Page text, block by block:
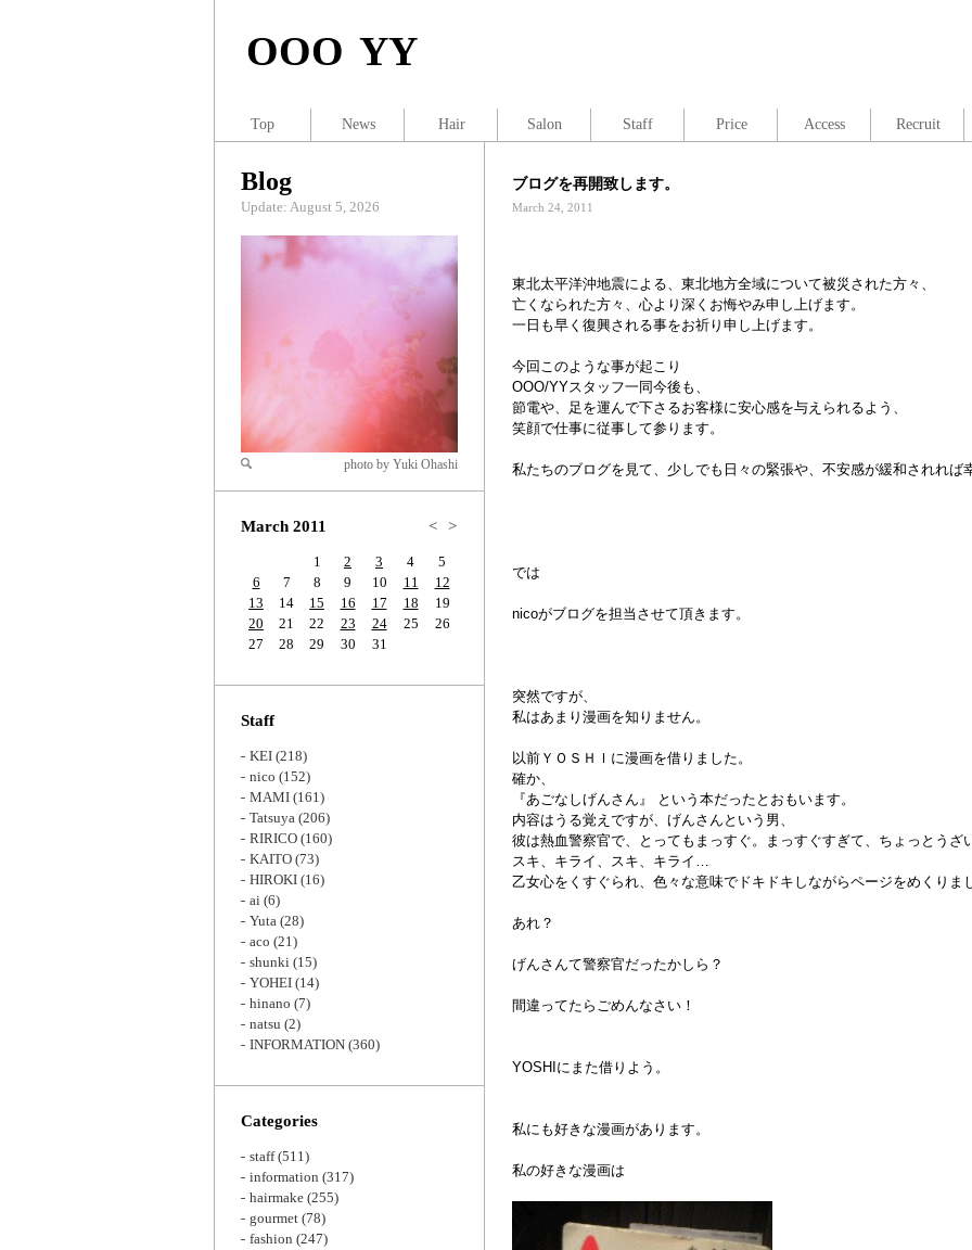
OOO YY
ブログを再開致します。
March 24, 2011
東北太平洋沖地震による、東北地方全域について被災された方々、
亡くなられた方々、心より深くお悔やみ申し上げます。
一日も早く復興される事をお祈り申し上げます。
今回このような事が起こり
OOO/YYスタッフ一同今後も、
節電や、足を運んで下さるお客様に安心感を与えられるよう、
笑顔で仕事に従事して参ります。
私たちのブログを見て、少しでも日々の緊張や、不安感が緩和されれば
では
nicoがブログを担当させて頂きます。
突然ですが、
私はあまり漫画を知りません。
以前ＹＯＳＨＩに漫画を借りました。
確か、
『あごなしげんさん』 という本だったとおもいます。
内容はうる覚えですが、げんさんという男、
彼は熱血警察官で、とってもまっすぐ。まっすぐすぎて、ちょっとうざ
スキ、キライ、スキ、キライ…
乙女心をくすぐられ、色々な意味でドキドキしながらページをめくりま
あれ？
げんさんて警察官だったかしら？
間違ってたらごめんなさい！
YOSHIにまた借りよう。
私にも好きな漫画があります。
私の好きな漫画は
Blog
Update: August 5, 2026
Zoom
photo by Yuki Ohashi
March 2011 < >
1 2 3 4
5
6
7 8 9 10 11
12
13
14 15 16 17 18
19
20
21 22 23 24 25
26
27
28 29 30 31
Staff
KEI (218)
nico (152)
MAMI (161)
Tatsuya (206)
RIRICO (160)
KAITO (73)
HIROKI (16)
ai (6)
Yuta (28)
aco (21)
shunki (15)
YOHEI (14)
hinano (7)
natsu (2)
INFORMATION (360)
Categories
staff(511)
information (317)
hairmake (255)
gourmet (78)
fashion (247)
Top News Hair Salon Staff Price Access Recruit